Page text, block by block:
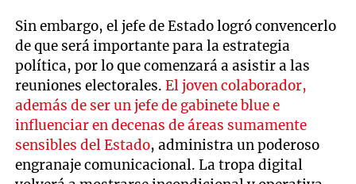
Sin embargo, el jefe de Estado logró convencerlo
de que será importante para la estrategia
política, por lo que comenzará a asistir a las
reuniones electorales.El joven colaborador,
además de ser un jefe de gabinete blue e
influenciar en decenas de áreas sumamente
sensibles del Estado, administra un poderoso
engranaje comunicacional. La tropa digital